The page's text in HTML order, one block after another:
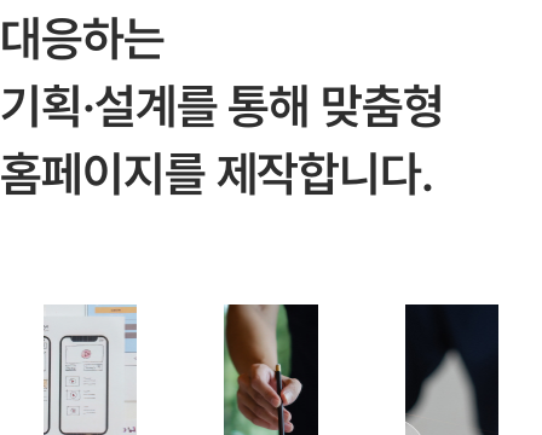
대응하는
기획·설계를 통해 맞춤형
홈페이지를 제작합니다.